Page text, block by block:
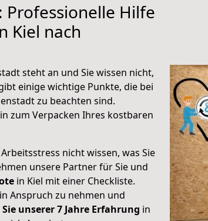
Professionelle Hilfe
Kiel nach
steht an und Sie wissen nicht,
einige wichtige Punkte, die bei
zu beachten sind.
zum Verpacken Ihres kostbaren
nicht wissen, was Sie
unsere Partner für Sie und
in Kiel mit einer Checkliste.
Anspruch zu nehmen und
unserer 7 Jahre Erfahrung in